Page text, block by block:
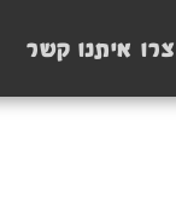
צרו איתנו קשר